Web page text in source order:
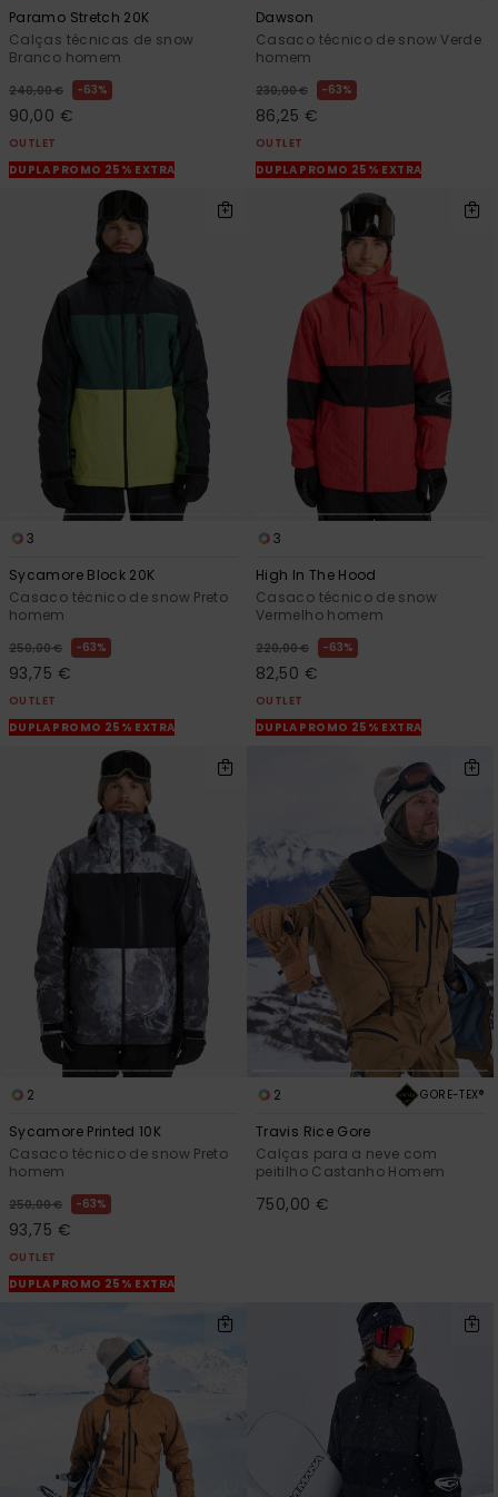
Paramo Stretch 20K
Calças técnicas de snow
Branco homem
240,00 € 63%
90,00 €
OUTLET
DUPLA PROMO 25% EXTRA
Dawson
Casaco técnico de snow Verde
homem
230,00 € 63%
86,25 €
OUTLET
DUPLA PROMO 25% EXTRA
3
Sycamore Block 20K
Casaco técnico de snow Preto
homem
250,00 € 63%
93,75 €
OUTLET
DUPLA PROMO 25% EXTRA
3
High In The Hood
Casaco técnico de snow
Vermelho homem
220,00 € 63%
82,50 €
OUTLET
DUPLA PROMO 25% EXTRA
2
Sycamore Printed 10K
Casaco técnico de snow Preto
homem
250,00 € 63%
93,75 €
OUTLET
DUPLA PROMO 25% EXTRA
2 GORE-TEX®
Travis Rice Gore
Calças para a neve com
peitilho Castanho Homem
750,00 €